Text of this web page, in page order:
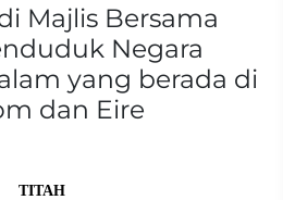
Majlis Bersama
Negara
yang berada di
dan Eire
TITAH